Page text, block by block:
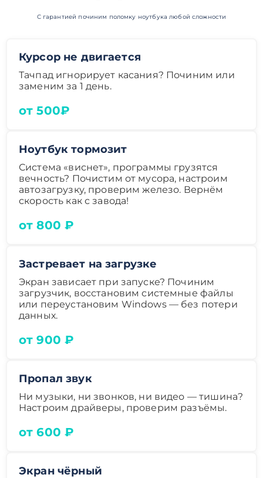
С гарантией починим поломку ноутбука любой сложности
Курсор не двигается
Тачпад игнорирует касания? Починим или
заменим за 1 день.
от 500₽
Ноутбук тормозит
Система «виснет», программы грузятся
вечность? Почистим от мусора, настроим
автозагрузку, проверим железо. Вернём
скорость как с завода!
от 800 ₽
Застревает на загрузке
Экран зависает при запуске? Починим
загрузчик, восстановим системные файлы
или переустановим Windows — без потери
данных.
от 900 ₽
Пропал звук
Ни музыки, ни звонков, ни видео — тишина?
Настроим драйверы, проверим разъёмы.
от 600 ₽
Экран чёрный